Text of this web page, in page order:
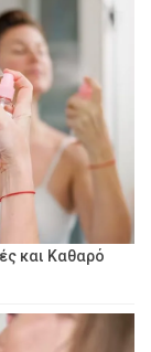
και Καθαρό